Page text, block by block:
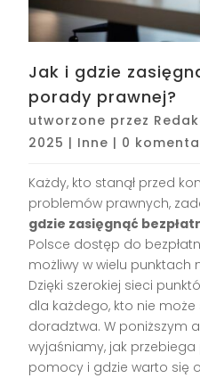
Jak i gdzie
porady prawnej?
utworzone przez
2025 | Inne | 0
Każdy, kto stanął przed
problemów prawnych,
gdzie zasięgnąć
Polsce dostęp do
możliwy w wielu punktach
Dzięki szerokiej sieci
dla każdego, kto nie
doradztwa. W poniższym
wyjaśniamy, jak
pomocy i gdzie warto się